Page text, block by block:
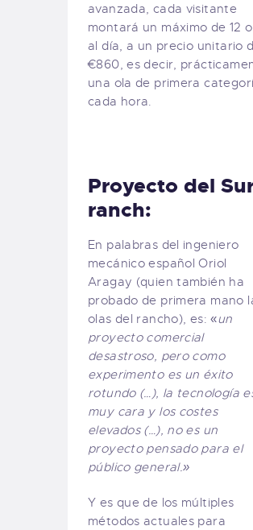
avanzada, cada visitante
montará un máximo de 12
al día, a un precio unitario
€860, es decir,
una ola de primera
cada hora.
Proyecto del
ranch:
En palabras del ingeniero
mecánico español Oriol
Aragay (quien también ha
probado de primera mano
olas del rancho), es: «un
proyecto comercial
desastroso, pero como
experimento es un éxito
rotundo (…), la tecnología
muy cara y los costes
elevados (…), no es un
proyecto pensado para el
público general.»
Y es que de los múltiples
métodos actuales para